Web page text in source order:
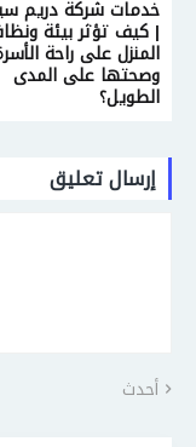
خدمات شركة دريم
| كيف تؤثر بيئة
المنزل على راحة
وصحتها على المدى
الطويل؟
إرسال تعليق
أحدث